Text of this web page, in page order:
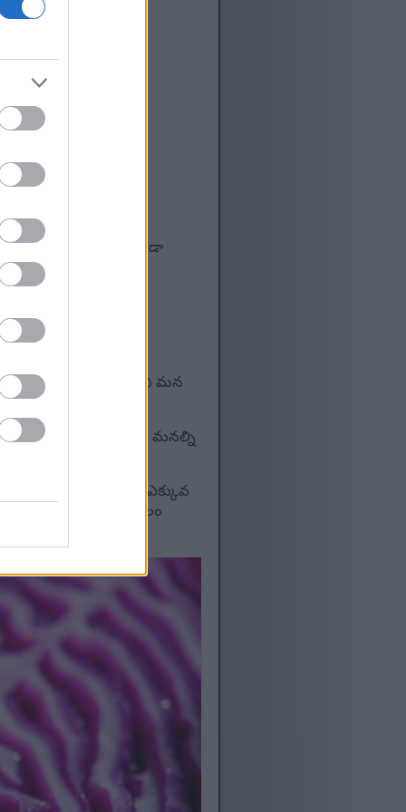
కాకుండా మీ పోషకాలు కూడా
రంగును ఇస్తుంది. అవి మన
నివారించవచ్చు. అవి మనల్ని
మీ ఆహారంలో ఎక్కువ
మీరు ఎక్కువ కాలం